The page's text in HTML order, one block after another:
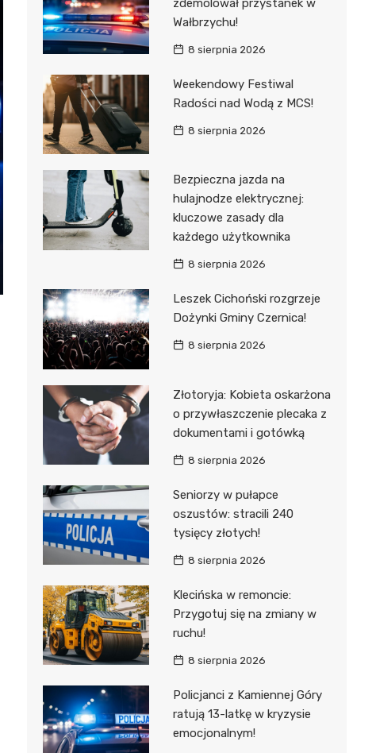
zdemolował przystanek w
Wałbrzychu!
8 sierpnia 2026
Weekendowy Festiwal
Radości nad Wodą z MCS!
8 sierpnia 2026
Bezpieczna jazda na
hulajnodze elektrycznej:
kluczowe zasady dla
każdego użytkownika
8 sierpnia 2026
Leszek Cichoński rozgrzeje
Dożynki Gminy Czernica!
8 sierpnia 2026
Złotoryja: Kobieta oskarżona
o przywłaszczenie plecaka z
dokumentami i gotówką
8 sierpnia 2026
Seniorzy w pułapce
oszustów: stracili 240
tysięcy złotych!
8 sierpnia 2026
Klecińska w remoncie:
Przygotuj się na zmiany w
ruchu!
8 sierpnia 2026
Policjanci z Kamiennej Góry
ratują 13-latkę w kryzysie
emocjonalnym!